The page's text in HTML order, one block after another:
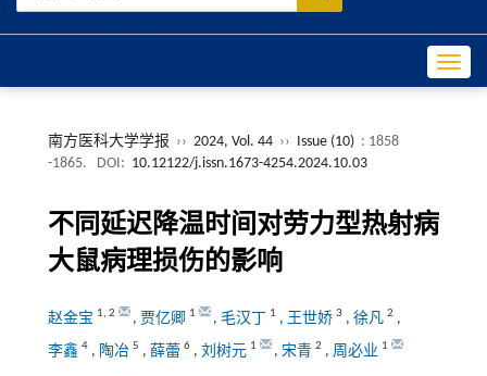
南方医科大学学报 ›› 2024, Vol. 44 ›› Issue (10) : 1858
-1865.
DOI: 10.12122/j.issn.1673-4254.2024.10.03
不同延迟降温时间对劳力型热射病
大鼠病理损伤的影响
赵金宝 1, 2 , 贾亿卿 1 , 毛汉丁 1 , 王世娇 3 , 徐凡 2 ,
李鑫 4, 陶冶 5 , 薛蕾 6, 刘树元 1 , 宋青 2 , 周必业 1